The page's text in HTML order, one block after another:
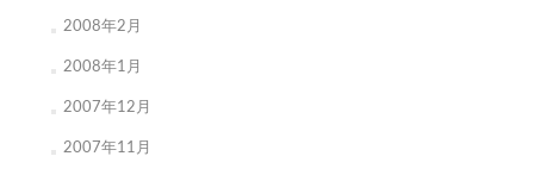
2008年2月
2008年1月
2007年12月
2007年11月